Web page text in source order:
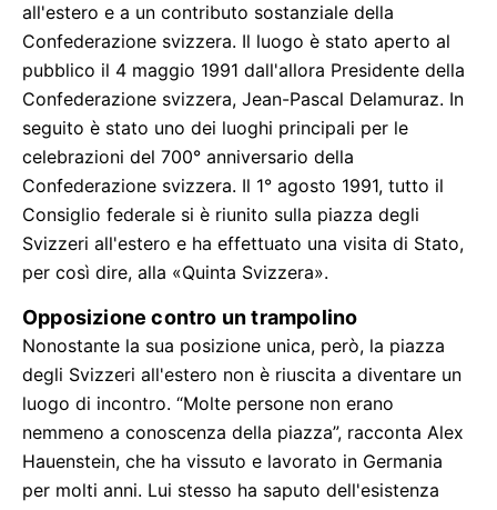
all'estero e a un contributo sostanziale della
Confederazione svizzera. Il luogo è stato aperto al
pubblico il 4 maggio 1991 dall'allora Presidente della
Confederazione svizzera, Jean-Pascal Delamuraz. In
seguito è stato uno dei luoghi principali per le
celebrazioni del 700° anniversario della
Confederazione svizzera. Il 1° agosto 1991, tutto il
Consiglio federale si è riunito sulla piazza degli
Svizzeri all'estero e ha effettuato una visita di Stato,
per così dire, alla «Quinta Svizzera».
Opposizione contro un trampolino
Nonostante la sua posizione unica, però, la piazza
degli Svizzeri all'estero non è riuscita a diventare un
luogo di incontro. “Molte persone non erano
nemmeno a conoscenza della piazza”, racconta Alex
Hauenstein, che ha vissuto e lavorato in Germania
per molti anni. Lui stesso ha saputo dell'esistenza